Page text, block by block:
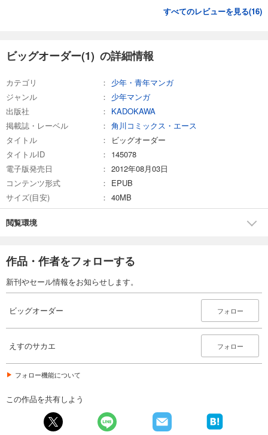
すべてのレビューを見る(16)
ビッグオーダー(1) の詳細情報
カテゴリ
少年・青年マンガ
ジャンル
少年マンガ
出版社
KADOKAWA
掲載誌・レーベル
角川コミックス・エース
タイトル
ビッグオーダー
タイトルID
145078
電子版発売日
2012年08月03日
コンテンツ形式
EPUB
サイズ(目安)
40MB
閲覧環境
作品・作者をフォローする
新刊やセール情報をお知らせします。
ビッグオーダー フォロー
えすのサカエ フォロー
フォロー機能について
この作品を共有しよう